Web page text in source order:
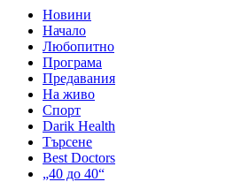
Новини
Начало
Любопитно
Програма
Предавания
На живо
Спорт
Darik Health
Търсене
Best Doctors
„40 до 40“